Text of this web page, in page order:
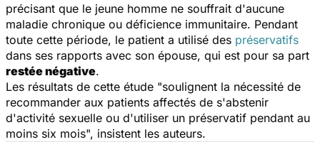
précisant que le jeune homme ne souffrait d'aucune
maladie chronique ou déficience immunitaire. Pendant
toute cette période, le patient a utilisé des préservatifs
dans ses rapports avec son épouse, qui est pour sa part
restée négative.
Les résultats de cette étude "soulignent la nécessité de
recommander aux patients affectés de s'abstenir
d'activité sexuelle ou d'utiliser un préservatif pendant au
moins six mois", insistent les auteurs.